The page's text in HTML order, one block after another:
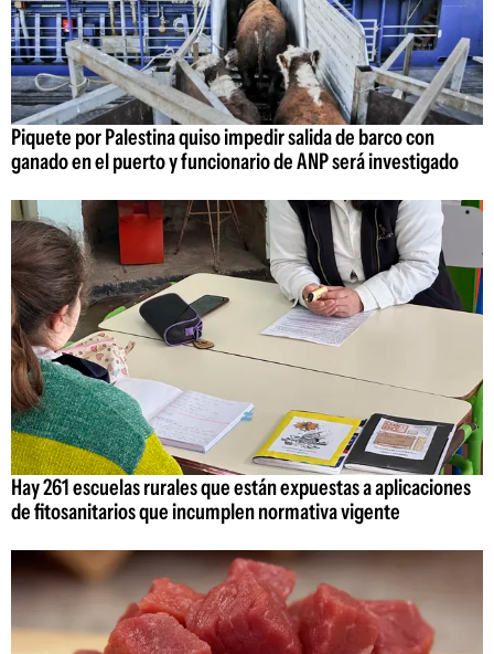
Piquete por Palestina quiso impedir salida de barco con
ganado en el puerto y funcionario de ANP será investigado
Hay 261 escuelas rurales que están expuestas a aplicaciones
de fitosanitarios que incumplen normativa vigente